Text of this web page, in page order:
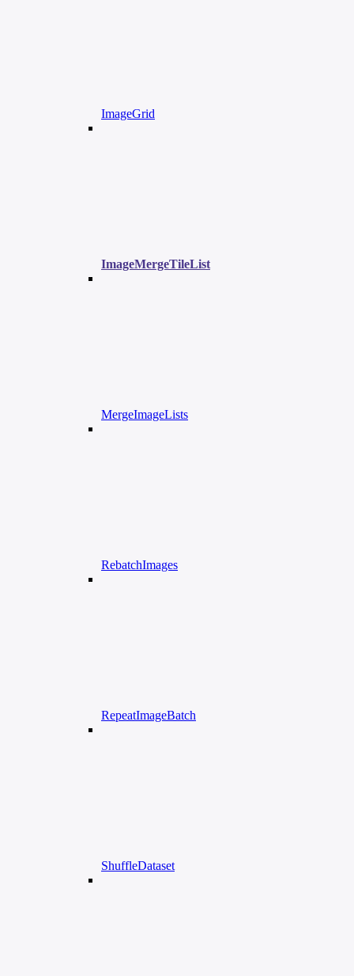
ImageGrid
ImageMergeTileList
MergeImageLists
RebatchImages
RepeatImageBatch
ShuffleDataset